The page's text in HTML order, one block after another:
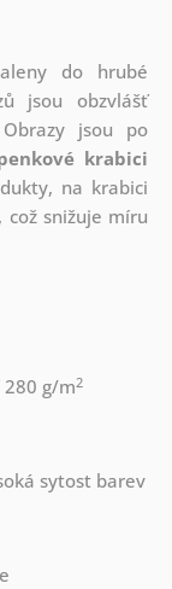
do hrubé
jsou obzvlášť
Obrazy jsou po
krabici
na krabici
snižuje míru
g/m2
sytost barev